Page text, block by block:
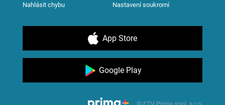
Nahlásit chybu Nastavení soukromí
App Store
Google Play